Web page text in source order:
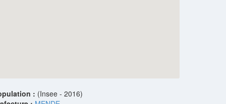
: (Insee - 2016)